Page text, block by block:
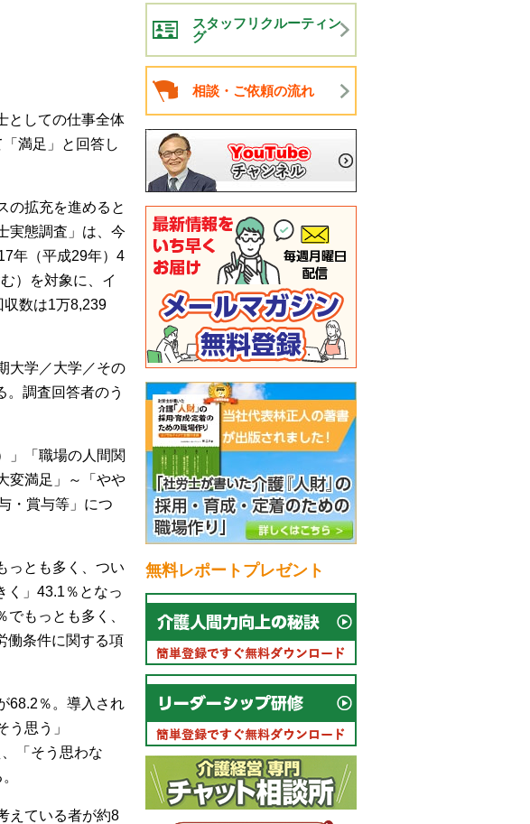
としての仕事全体
満足」と回答し
の拡充を進めると
実態調査」は、今
年（平成29年）4
）を対象に、イ
数は1万8,239
大学／大学／その
。調査回答者のう
」「職場の人間関
変満足」～「やや
・賞与等」につ
っとも多く、つい
く」43.1％となっ
もっとも多く、
働条件に関する項
68.2％。導入され
思う」
「そう思わな
えている者が約8
スタッフリクルーティン
グ
相談・ご依頼の流れ
無料レポートプレゼント